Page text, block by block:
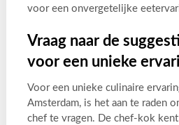
voor een onvergetelijke
Vraag naar de
voor een unieke
Voor een unieke culinaire
Amsterdam, is het aan te raden
chef te vragen. De chef-kok